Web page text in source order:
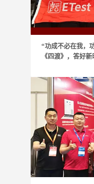
“功成不必在我，
《四渡》，答好